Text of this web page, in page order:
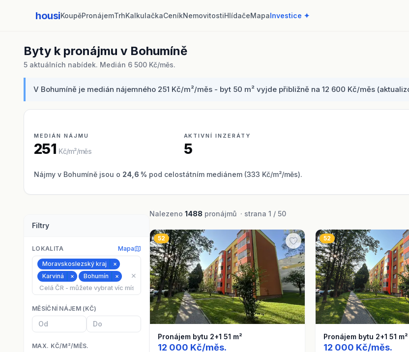
housiKoupěPronájemTrhKalkulačkaCeníkNemovitostiHlídačeMapaInvestice ✦
Byty k pronájmu v Bohumíně
5 aktuálních nabídek. Medián 6 500 Kč/měs.
V Bohumíně je medián nájemného 251 Kč/m²/měs - byt 50 m² vyjde přibližně na 12 600 Kč/měs
MEDIÁN NÁJMU
251 Kč/m²/měs
AKTIVNÍ INZERÁTY
5
Nájmy v Bohumíně jsou o 24,6 % pod celostátním mediánem (333 Kč/m²/měs).
Filtry
LOKALITA Mapa
Moravskoslezský kraj
×
Karviná
× Bohumín × ⨯
MĚSÍČNÍ NÁJEM (KČ)
MAX. KČ/M²/MĚS.
Nalezeno 1488 pronájmů · strana 1 / 50
52
Pronájem bytu 2+1 51 m²
12 000 Kč/měs.
52
Pronájem bytu 2+1 51 m²
12 000 Kč/měs.